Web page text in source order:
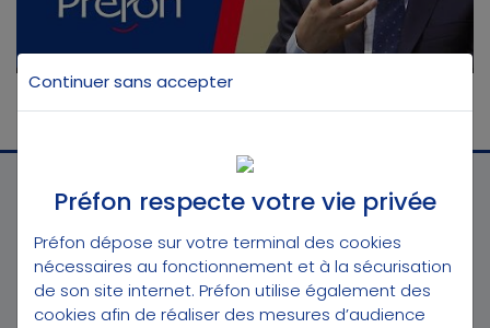
CONTACT
Continuer sans accepter
Préfon respecte votre vie privée
Préfon dépose sur votre terminal des cookies
nécessaires au fonctionnement et à la sécurisation
de son site internet. Préfon utilise également des
cookies afin de réaliser des mesures d’audience